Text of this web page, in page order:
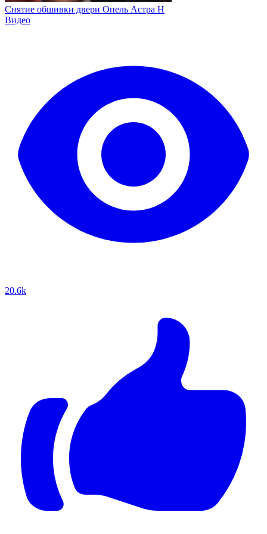
Снятие обшивки двери Опель Астра H
Видео
20.6k